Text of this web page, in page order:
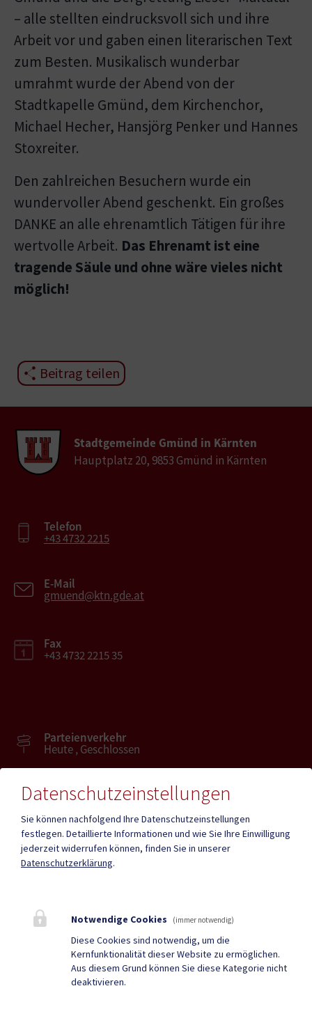
– alle stellten eindrucksvoll sich und ihre
Arbeit vor und gaben einen literarischen Text
zum Besten. Musikalisch wunderbar
umrahmt wurde der Abend von der
Stadtkapelle Gmünd, dem Kirchenchor,
Michael Hecher, Hansjörg Penker und Hannes
Stoxreiter.
Den zahlreichen Besuchern wurde ein
wundervoller Abend geschenkt. Ein großes
DANKE an alle ehrenamtlich Tätigen für ihre
wertvolle Arbeit. Das Ehrenamt ist eine
tragende Säule und ohne wäre vieles nicht
möglich!
Beitrag teilen
Stadtgemeinde Gmünd in Kärnten
Hauptplatz 20, 9853 Gmünd in Kärnten
Telefon
+43 4732 2215
E-Mail
gmuend@ktn.gde.at
Fax
+43 4732 2215 35
Parteienverkehr
Heute , Geschlossen
Amtsstunden
Mehr
Quicklinks
Geko digital Gemeinde-
Tourismus
Sport & Freizeit
Datenschutzeinstellungen
Sie können nachfolgend Ihre Datenschutzeinstellungen
festlegen. Detaillierte Informationen und wie Sie Ihre Einwilligung
jederzeit widerrufen können, finden Sie in unserer
Datenschutzerklärung.
Notwendige Cookies (immer notwendig)
Diese Cookies sind notwendig, um die
Kernfunktionalität dieser Website zu ermöglichen.
Aus diesem Grund können Sie diese Kategorie nicht
deaktivieren.